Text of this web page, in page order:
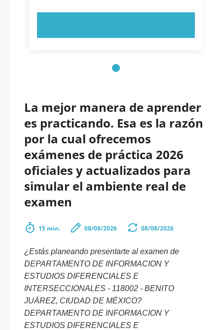
La mejor manera de aprender
es practicando. Esa es la razón
por la cual ofrecemos
exámenes de práctica 2026
oficiales y actualizados para
simular el ambiente real de
examen
15 min. 08/08/2026 08/08/2026
¿Estás planeando presentarte al examen de
DEPARTAMENTO DE INFORMACION Y
ESTUDIOS DIFERENCIALES E
INTERSECCIONALES - 118002 - BENITO
JUÁREZ, CIUDAD DE MÉXICO?
DEPARTAMENTO DE INFORMACION Y
ESTUDIOS DIFERENCIALES E